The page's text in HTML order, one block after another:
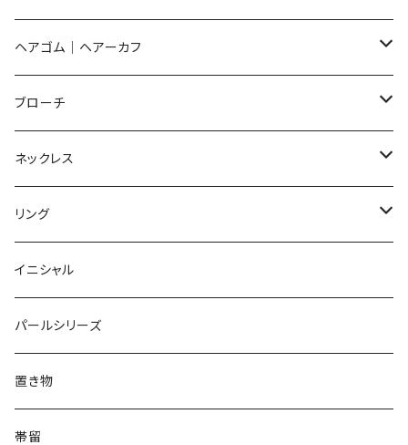
イヤリング
ノンホールピアス
ヘアゴム
ブローチ
ネックレス
リング
ピアス
Flower
Dot
Square
てんとう虫
ノンホールピアス
Flower
Dot
Square
イヤリング
Flower
Round
ヘアゴム｜ヘアーカフ
Flower
Round
Square
てんとう虫
Animal
うさぎ
パンダ
鏡
Pattern
ブローチ
Flower
Animal
猫
犬
Lips
鏡
Pattern
house
ネックレス
Flower
Animal
てんとう虫
Food
Pattern
リング
Flower
Round
てんとう虫
animal
イニシャル
パールシリーズ
置き物
帯留